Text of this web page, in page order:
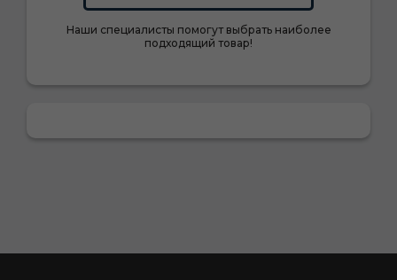
Наши специалисты помогут выбрать наиболее
подходящий товар!